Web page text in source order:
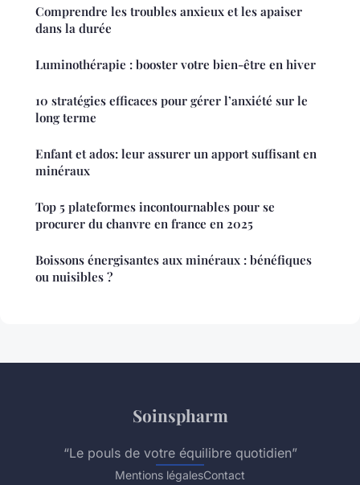
Comprendre les troubles anxieux et les apaiser
dans la durée
Luminothérapie : booster votre bien-être en hiver
10 stratégies efficaces pour gérer l’anxiété sur le
long terme
Enfant et ados: leur assurer un apport suffisant en
minéraux
Top 5 plateformes incontournables pour se
procurer du chanvre en france en 2025
Boissons énergisantes aux minéraux : bénéfiques
ou nuisibles ?
Soinspharm
“Le pouls de votre équilibre quotidien”
Mentions légalesContact